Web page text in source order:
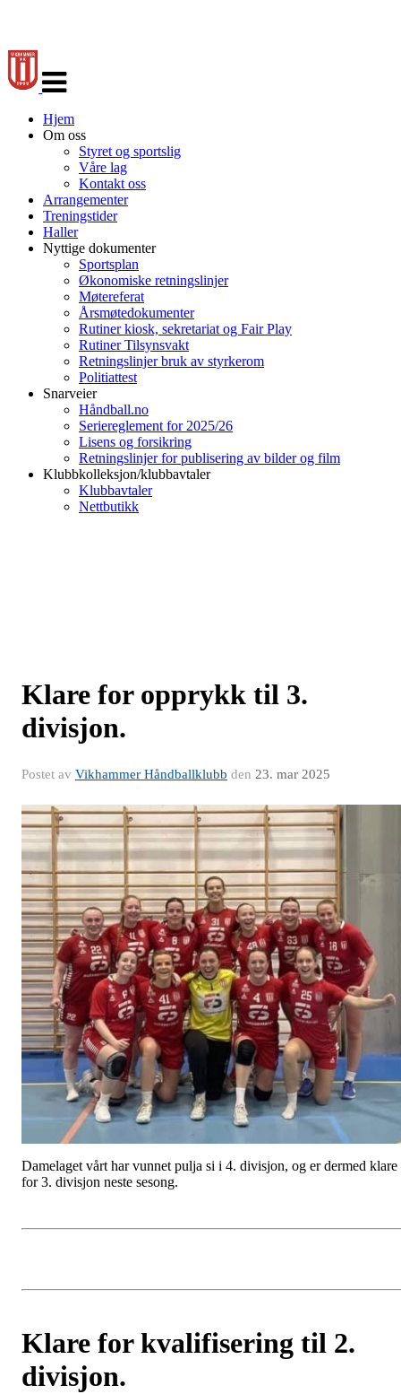
navigasjon
Hjem
Om oss
Styret og sportslig
Våre lag
Kontakt oss
Arrangementer
Treningstider
Haller
Nyttige dokumenter
Sportsplan
Økonomiske retningslinjer
Møtereferat
Årsmøtedokumenter
Rutiner kiosk, sekretariat og Fair Play
Rutiner Tilsynsvakt
Retningslinjer bruk av styrkerom
Politiattest
Snarveier
Håndball.no
Seriereglement for 2025/26
Lisens og forsikring
Retningslinjer for publisering av bilder og film
Klubbkolleksjon/klubbavtaler
Klubbavtaler
Nettbutikk
Klare for opprykk til 3.
divisjon.
Postet av Vikhammer Håndballklubb den 23. mar 2025
Damelaget vårt har vunnet pulja si i 4. divisjon, og er dermed klare
for 3. divisjon neste sesong.
Klare for kvalifisering til 2.
divisjon.